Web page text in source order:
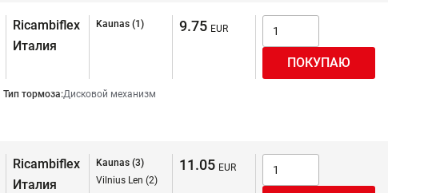
Ricambiflex
Италия
Kaunas (1) 9.75
Тип тормоза:Дисковой механизм
Ricambiflex
Италия
Kaunas (3)
Vilnius Len (2)
11.05